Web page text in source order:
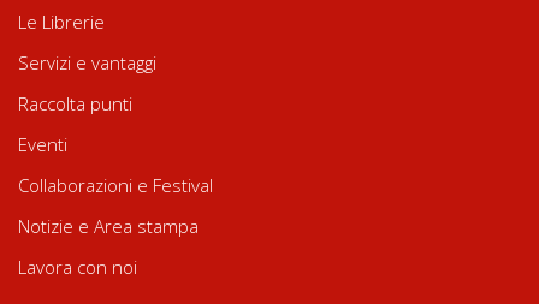
Le Librerie
Servizi e vantaggi
Raccolta punti
Eventi
Collaborazioni e Festival
Notizie e Area stampa
Lavora con noi